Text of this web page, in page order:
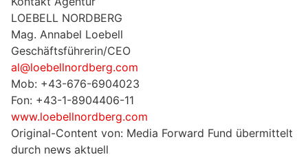
LOEBELL NORDBERG
Mag. Annabel Loebell
Geschäftsführerin/CEO
al@loebellnordberg.com
Mob: +43-676-6904023
Fon: +43-1-8904406-11
www.loebellnordberg.com
Original-Content von: Media Forward Fund übermittelt
durch news aktuell